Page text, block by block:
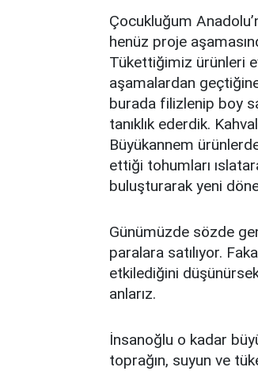
Çocukluğum
henüz proje
Tükettiğimiz ürünleri
aşamalardan
burada filizlenip boy
tanıklık ederdik.
Büyükannem
ettiği tohumları
buluşturarak yeni
Günümüzde sözde
paralara satılıyor.
etkilediğini
anlarız.
İnsanoğlu o kadar
toprağın, suyun ve